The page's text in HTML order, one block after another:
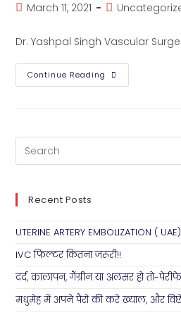
March 11, 2021
Dr. Yashpal Singh Vascular
Continue Reading
Recent Posts
UTERINE ARTERY EMBOLIZATION ( UAE)
IVC फ़िल्टर कितना जरूरी!!
दर्द, कालापन, गैंग्रीन या अलसर हो तो-
मधुमेह में अपने पैरों की करे ख्याल, और